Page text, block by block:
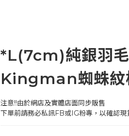
*L(7cm)純銀羽
Kingman蜘蛛紋
注意!!由於網店及實體店面同步販售
下單前請務必私訊FB或IG粉專，以確認現